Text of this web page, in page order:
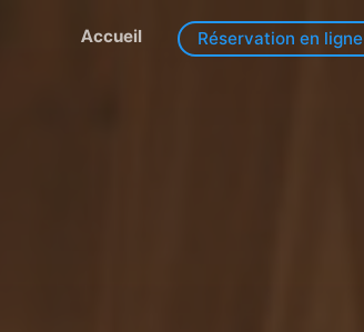
Accueil Réservation en ligne